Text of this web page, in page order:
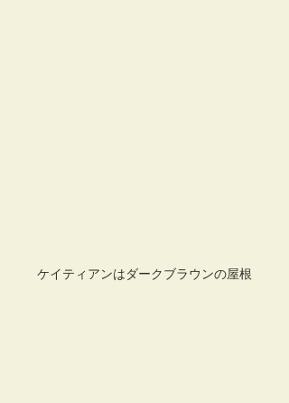
ケイティアンはダークブラウンの屋根